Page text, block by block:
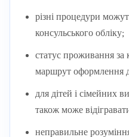
різні процедури
консульського обліку;
статус проживання
маршрут оформлення
для дітей і сімейних
також може
неправильне